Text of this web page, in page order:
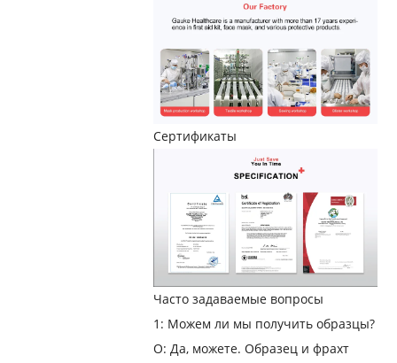
Сертификаты
Часто задаваемые вопросы
1: Можем ли мы получить образцы?
О: Да, можете. Образец и фрахт